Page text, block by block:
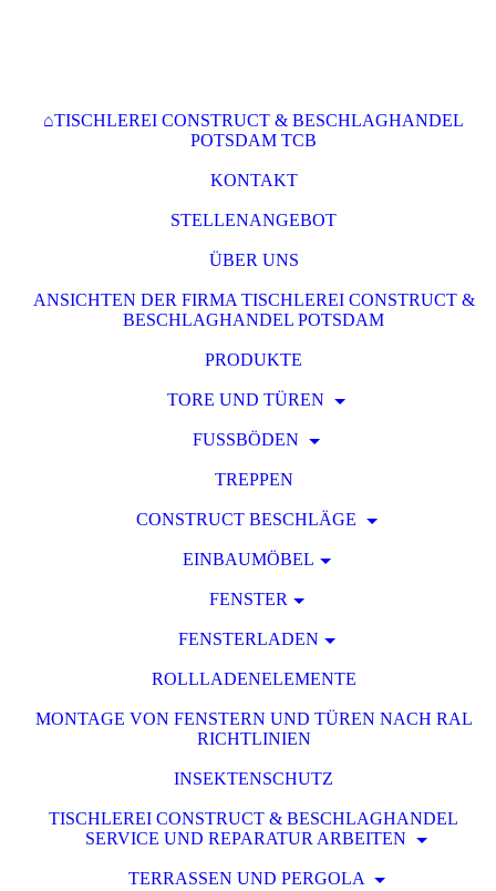
⌂TISCHLEREI CONSTRUCT & BESCHLAGHANDEL
POTSDAM TCB
KONTAKT
STELLENANGEBOT
ÜBER UNS
ANSICHTEN DER FIRMA TISCHLEREI CONSTRUCT &
BESCHLAGHANDEL POTSDAM
PRODUKTE
TORE UND TÜREN
FUSSBÖDEN
TREPPEN
CONSTRUCT BESCHLÄGE
EINBAUMÖBEL
FENSTER
FENSTERLADEN
ROLLLADENELEMENTE
MONTAGE VON FENSTERN UND TÜREN NACH RAL
RICHTLINIEN
INSEKTENSCHUTZ
TISCHLEREI CONSTRUCT & BESCHLAGHANDEL
SERVICE UND REPARATUR ARBEITEN
TERRASSEN UND PERGOLA